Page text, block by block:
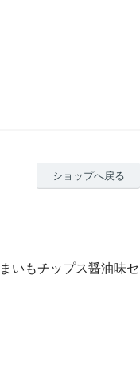
ショップへ戻る
いもチップス醤油味セ